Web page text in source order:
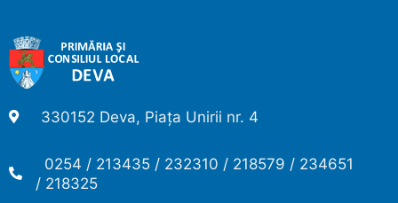
330152 Deva, Piața Unirii nr. 4
0254 / 213435 / 232310 / 218579 / 234651
/ 218325